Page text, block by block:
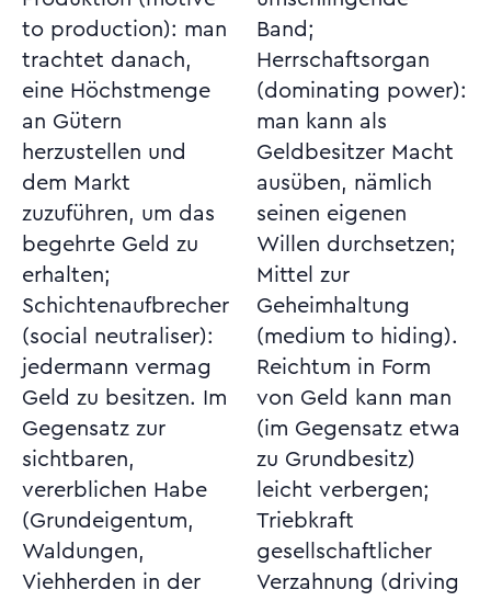
to production): man
trachtet danach,
eine Höchstmenge
an Gütern
herzustellen und
dem Markt
zuzuführen, um das
begehrte Geld zu
erhalten;
Schichtenaufbrecher
(social neutraliser):
jedermann vermag
Geld zu besitzen. Im
Gegensatz zur
sichtbaren,
vererblichen Habe
(Grundeigentum,
Waldungen,
Viehherden in der
Band;
Herrschaftsorgan
(dominating power):
man kann als
Geldbesitzer Macht
ausüben, nämlich
seinen eigenen
Willen durchsetzen;
Mittel zur
Geheimhaltung
(medium to hiding).
Reichtum in Form
von Geld kann man
(im Gegensatz etwa
zu Grundbesitz)
leicht verbergen;
Triebkraft
gesellschaftlicher
Verzahnung (driving